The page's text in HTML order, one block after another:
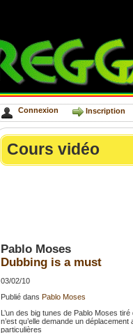
Connexion Inscription
Cours vidéo
Pablo Moses
Dubbing is a must
03/02/10
Publié dans Pablo Moses
L’un des big tunes de Pablo Moses
n’est qu’elle demande un
particulières